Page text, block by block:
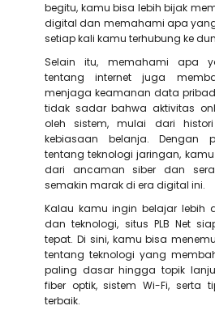
begitu, kamu bisa lebih bijak
digital dan memahami apa
setiap kali kamu terhubung ke
Selain itu, memahami apa
tentang internet juga
menjaga keamanan data
tidak sadar bahwa aktivitas
oleh sistem, mulai dari
kebiasaan belanja. Dengan
tentang teknologi jaringan,
dari ancaman siber dan
semakin marak di era digital ini.
Kalau kamu ingin belajar lebih
dan teknologi, situs PLB Net
tepat. Di sini, kamu bisa
tentang teknologi yang
paling dasar hingga topik
fiber optik, sistem Wi-Fi, serta
terbaik.